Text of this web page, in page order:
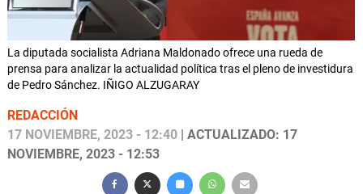
La diputada socialista Adriana Maldonado ofrece una rueda de
prensa para analizar la actualidad política tras el pleno de investidura
de Pedro Sánchez. IÑIGO ALZUGARAY
REDACCIÓN
17 NOVIEMBRE, 2023 - 12:40 | ACTUALIZADO: 17
NOVIEMBRE, 2023 - 12:53